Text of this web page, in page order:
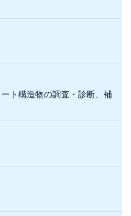
ト構造物の調査・診断、補